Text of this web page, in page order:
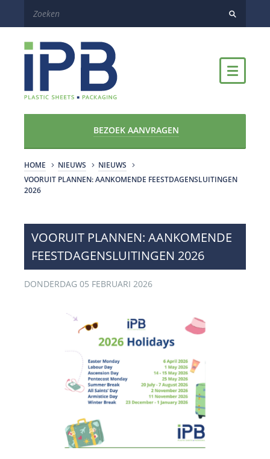
BEZOEK AANVRAGEN
HOME NIEUWS
NIEUWS
​VOORUIT PLANNEN: AANKOMENDE FEESTDAGENSLUITINGEN
2026
​VOORUIT PLANNEN: AANKOMENDE
FEESTDAGENSLUITINGEN 2026
DONDERDAG 05 FEBRUARI 2026